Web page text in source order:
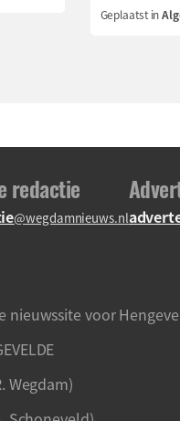
Geplaatst in
redactie
@wegdamnieuws.nl
nieuwssite voor
Wegdam)